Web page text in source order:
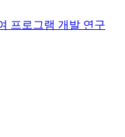
프로그램 개발 연구